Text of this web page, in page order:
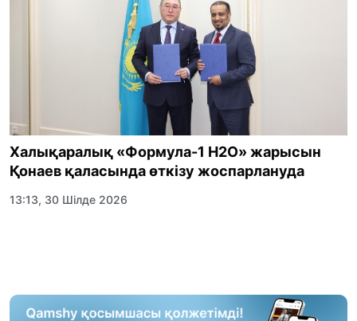
Халықаралық «Формула-1 H2O» жарысын
Қонаев қаласында өткізу жоспарлануда
13:13, 30 Шілде 2026